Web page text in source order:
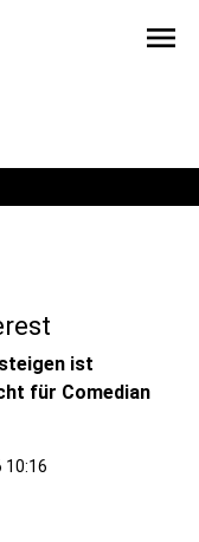
menu
ist
für Comedian
10:16